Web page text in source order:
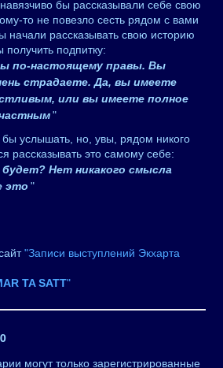
бы рассказывали себе свою
то не повезло сесть рядом с вами
начали рассказывать свою историю
получить подпитку:
по-настоящему правы. Вы
страдаете. Да, вы имеете
или вы имеете полное
"
бы услышать, но, увы, рядом никого
рассказывать это самому себе:
Нет никакого смысла
это "
"Записи выступлений Экхарта
TA SATT"
0
могут только зарегистрированные